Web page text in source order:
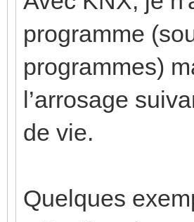
programme
programmes)
l’arrosage
de vie.
Quelques